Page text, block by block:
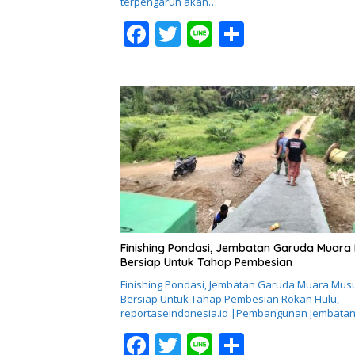
F
e
b
o
o
k
T
itt
er
Li
e ar
e
Finishing Pondasi, Jembatan Garuda Muara
Bersiap Untuk Tahap Pembesian
Finishing Pondasi, Jembatan Garuda Muara
Bersiap Untuk Tahap Pembesian ​Rokan Hulu,
reportaseindonesia.id |Pembangunan
F T Li